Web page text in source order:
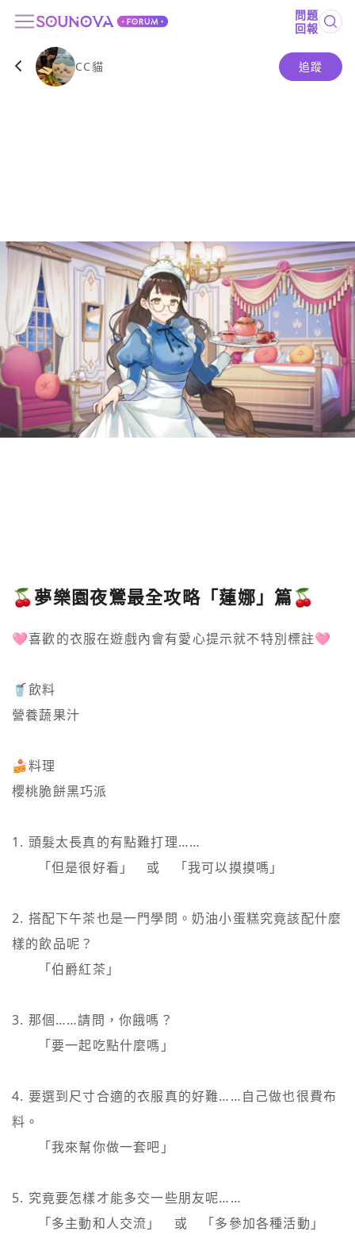
問題
回報
CC貓 追蹤
🍒夢樂園夜鶯最全攻略「蓮娜」篇🍒
🩷喜歡的衣服在遊戲內會有愛心提示就不特別標註🩷
🥤飲料
營養蔬果汁
🍰料理
櫻桃脆餅黑巧派
1. 頭髮太長真的有點難打理……
2. 搭配下午茶也是一門學問。奶油小蛋糕究竟該配什麼
樣的飲品呢？
3. 那個……請問，你餓嗎？
4. 要選到尺寸合適的衣服真的好難……自己做也很費布
料。
5. 究竟要怎樣才能多交一些朋友呢……